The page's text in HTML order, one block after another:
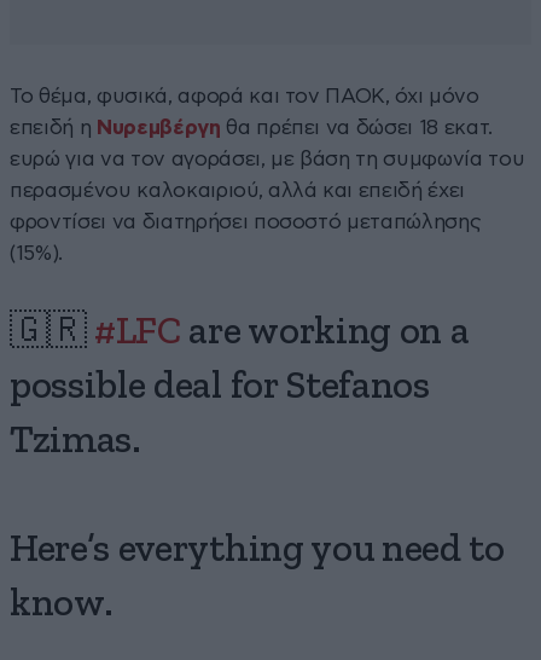
Το θέμα, φυσικά, αφορά και τον ΠΑΟΚ, όχι μόνο
επειδή η Νυρεμβέργη θα πρέπει να δώσει 18 εκατ.
ευρώ για να τον αγοράσει, με βάση τη συμφωνία του
περασμένου καλοκαιριού, αλλά και επειδή έχει
φροντίσει να διατηρήσει ποσοστό μεταπώλησης
(15%).
🇬🇷 #LFC are working on a
possible deal for Stefanos
Tzimas.
Here’s everything you need to
know.